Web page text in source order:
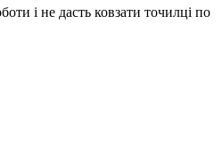
і не дасть ковзати точилці по